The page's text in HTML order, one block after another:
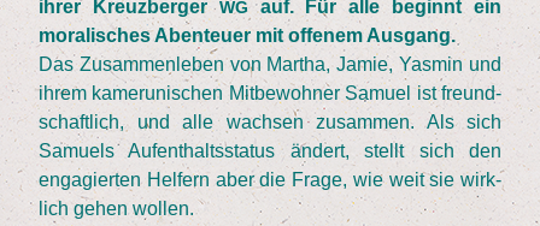
ihrer Kreuz­ber­gerWG auf. Für alle beginnt ein
mora­li­sches Aben­teu­er mit offe­nem Ausgang.
Das Zusam­men­le­ben von Mar­tha, Jamie, Yas­min und
ihrem kame­ru­ni­schen Mit­be­woh­ner Samu­el ist freund­
schaft­lich, und alle wach­sen zusam­men. Als sich
Samu­els Auf­ent­halts­sta­tus ändert, stellt sich den
enga­gier­ten Hel­fern aber die Fra­ge, wie weit sie wirk­
lich gehen wollen.